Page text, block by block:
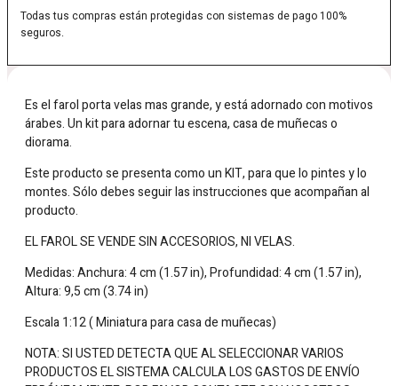
Todas tus compras están protegidas con sistemas de pago 100%
seguros.
Es el farol porta velas mas grande, y está adornado con motivos
árabes. Un kit para adornar tu escena, casa de muñecas o
diorama.
Este producto se presenta como un KIT, para que lo pintes y lo
montes. Sólo debes seguir las instrucciones que acompañan al
producto.
EL FAROL SE VENDE SIN ACCESORIOS, NI VELAS.
Medidas: Anchura: 4 cm (1.57 in), Profundidad: 4 cm (1.57 in),
Altura: 9,5 cm (3.74 in)
Escala 1:12 ( Miniatura para casa de muñecas)
NOTA: SI USTED DETECTA QUE AL SELECCIONAR VARIOS
PRODUCTOS EL SISTEMA CALCULA LOS GASTOS DE ENVÍO